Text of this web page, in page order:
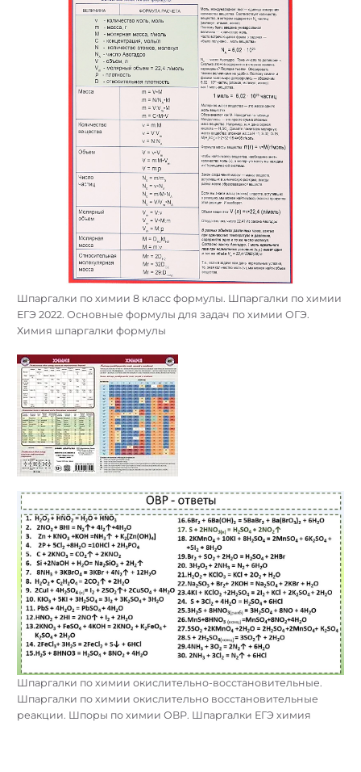
Шпаргалки по химии 8 класс формулы. Шпаргалки по химии
ЕГЭ 2022. Основные формулы для задач по химии ОГЭ.
Химия шпаргалки формулы
Шпаргалки по химии окислительно-восстановительные.
Шпаргалки по химии окислительно восстановительные
реакции. Шпоры по химии ОВР. Шпаргалки ЕГЭ химия